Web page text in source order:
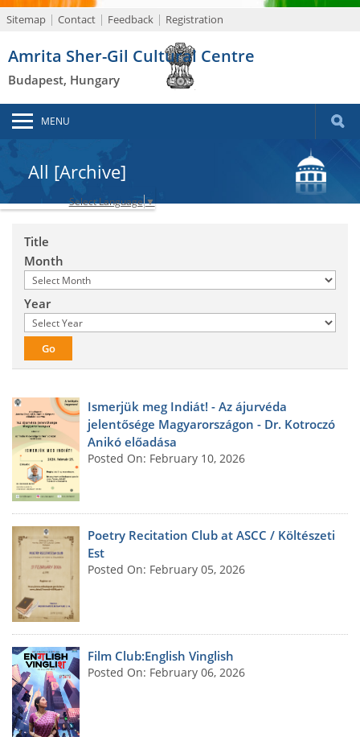
Sitemap Contact Feedback Registration
Amrita Sher-Gil Cultural Centre
Budapest, Hungary
Select Language▼
MENU
All [Archive]
Title
Month
Year
Ismerjük meg Indiát! - Az ájurvéda
jelentősége Magyarországon - Dr. Kotroczó
Anikó előadása
Posted On: February 10, 2026
Poetry Recitation Club at ASCC / Költészeti
Est
Posted On: February 05, 2026
Film Club:English Vinglish
Posted On: February 06, 2026